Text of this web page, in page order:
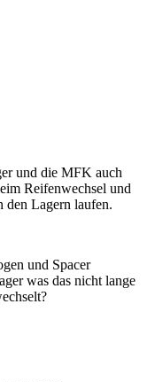
und die MFK auch
Reifenwechsel und
den Lagern laufen.
und Spacer
was das nicht lange